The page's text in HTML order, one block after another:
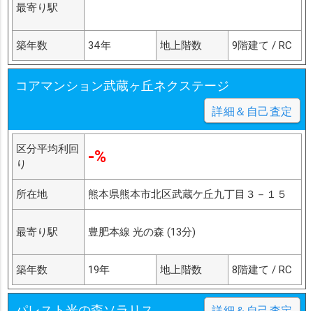
最寄り駅
築年数 34年 地上階数 9階建て / RC
コアマンション武蔵ヶ丘ネクステージ
詳細＆自己査定
区分平均利回
り
-%
所在地 熊本県熊本市北区武蔵ケ丘九丁目３－１５
最寄り駅 豊肥本線 光の森 (13分)
築年数 19年 地上階数 8階建て / RC